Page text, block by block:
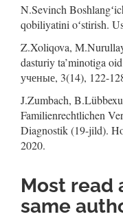
N.Sevinch
qobiliyatini oʻstirish.
Z.Xoliqova,
dasturiy ta’minotiga
ученые, 3(14), 122-
J.Zumbach,
Familienrechtlichen
Diagnostik (19-jild).
2020.
Most read
same